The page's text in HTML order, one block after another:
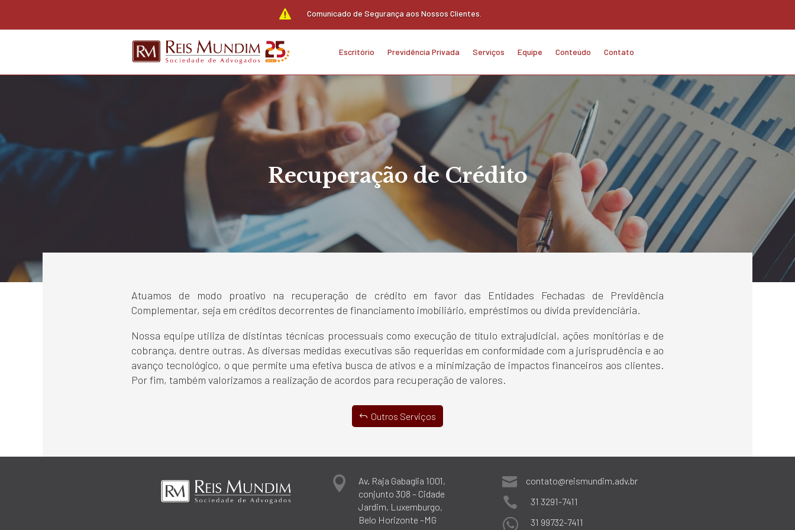
 Comunicado de Segurança aos Nossos Clientes.
Escritório Previdência Privada Serviços Equipe Conteúdo Contato
Recuperação de Crédito
Atuamos de modo proativo na recuperação de crédito em favor das Entidades Fechadas de Previdência
Complementar, seja em créditos decorrentes de financiamento imobiliário, empréstimos ou dívida previdenciária.
Nossa equipe utiliza de distintas técnicas processuais como execução de título extrajudicial, ações monitórias e de
cobrança, dentre outras. As diversas medidas executivas são requeridas em conformidade com a jurisprudência e ao
avanço tecnológico, o que permite uma efetiva busca de ativos e a minimização de impactos financeiros aos clientes.
Por fim, também valorizamos a realização de acordos para recuperação de valores.
Outros Serviços

Av. Raja Gabaglia 1001,
conjunto 308 – Cidade
Jardim, Luxemburgo,
Belo Horizonte –MG
 contato@reismundim.adv.br
 31 3291-7411
 31 99732-7411